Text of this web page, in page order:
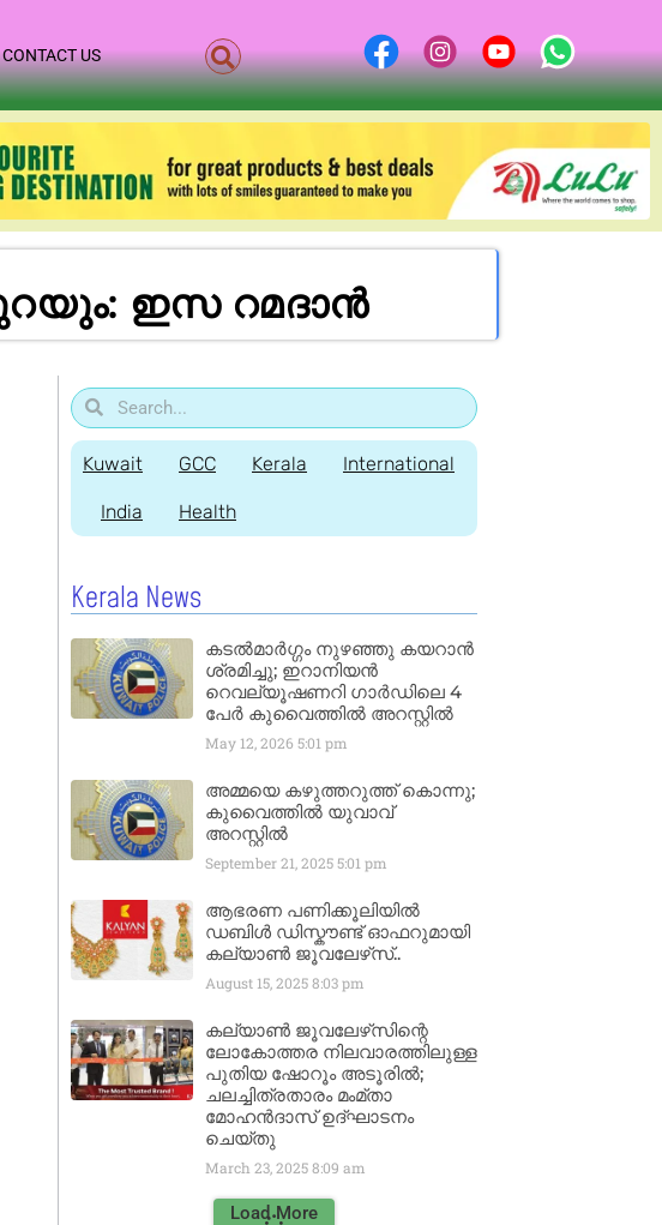
CONTACT US
ഇസ റമദാൻ
Kuwait GCC Kerala International
India Health
Kerala News
കടൽമാർഗ്ഗം നുഴഞ്ഞു കയറാൻ
ശ്രമിച്ചു; ഇറാനിയൻ
റെവല്യൂഷണറി ഗാർഡിലെ 4
പേർ കുവൈത്തിൽ അറസ്റ്റിൽ
May 12, 2026 5:01 pm
അമ്മയെ കഴുത്തറുത്ത് കൊന്നു;
കുവൈത്തിൽ യുവാവ്
അറസ്റ്റിൽ
September 21, 20255:01 pm
ആഭരണ പണിക്കൂലിയിൽ
ഡബിൾ ഡിസ്കൗണ്ട് ഓഫറുമായി
കല്യാൺ ജൂവലേഴ്‌സ്..
August 15, 20258:03 pm
കല്യാൺ ജൂവലേഴ്‌സിന്റെ
ലോകോത്തര നിലവാരത്തിലുള്ള
പുതിയ ഷോറൂം അടൂരിൽ;
ചലച്ചിത്രതാരം മംമ്താ
മോഹൻദാസ് ഉദ്ഘാടനം
ചെയ്‌തു
March 23, 20258:09 am
Load More